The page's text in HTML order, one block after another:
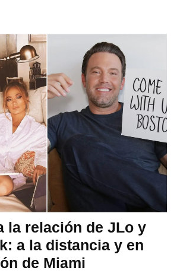
la relación de JLo y
a la distancia y en
de Miami